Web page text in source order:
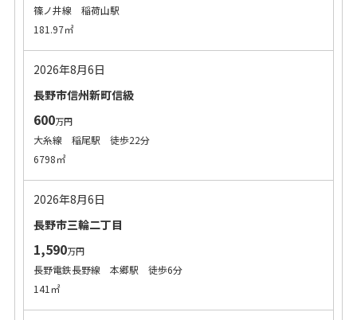
篠ノ井線 稲荷山駅
181.97㎡
2026年8月6日
長野市信州新町信級
600万円
大糸線 稲尾駅 徒歩22分
6798㎡
2026年8月6日
長野市三輪二丁目
1,590万円
長野電鉄長野線 本郷駅 徒歩6分
141㎡